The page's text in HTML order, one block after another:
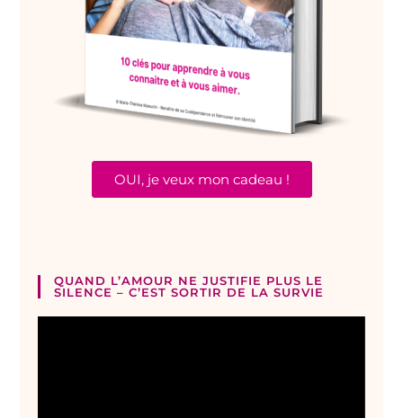
OUI, je veux mon cadeau !
QUAND L’AMOUR NE JUSTIFIE PLUS LE
SILENCE – C’EST SORTIR DE LA SURVIE